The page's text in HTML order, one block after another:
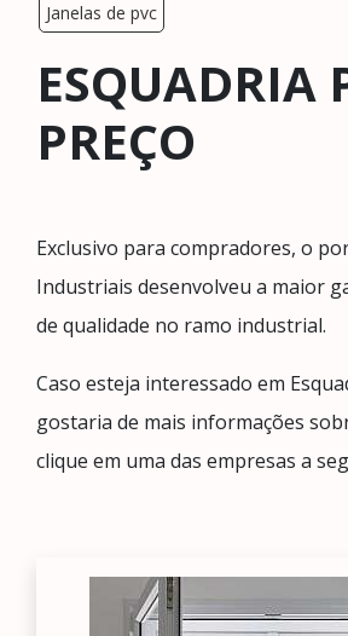
Janelas de pvc
ESQUADRIA
PREÇO
Exclusivo para compradores, o
Industriais desenvolveu a maior
de qualidade no ramo industrial.
Caso esteja interessado em
gostaria de mais informações
clique em uma das empresas a